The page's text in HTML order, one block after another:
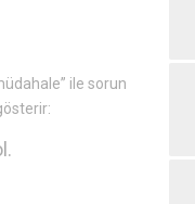
ile sorun